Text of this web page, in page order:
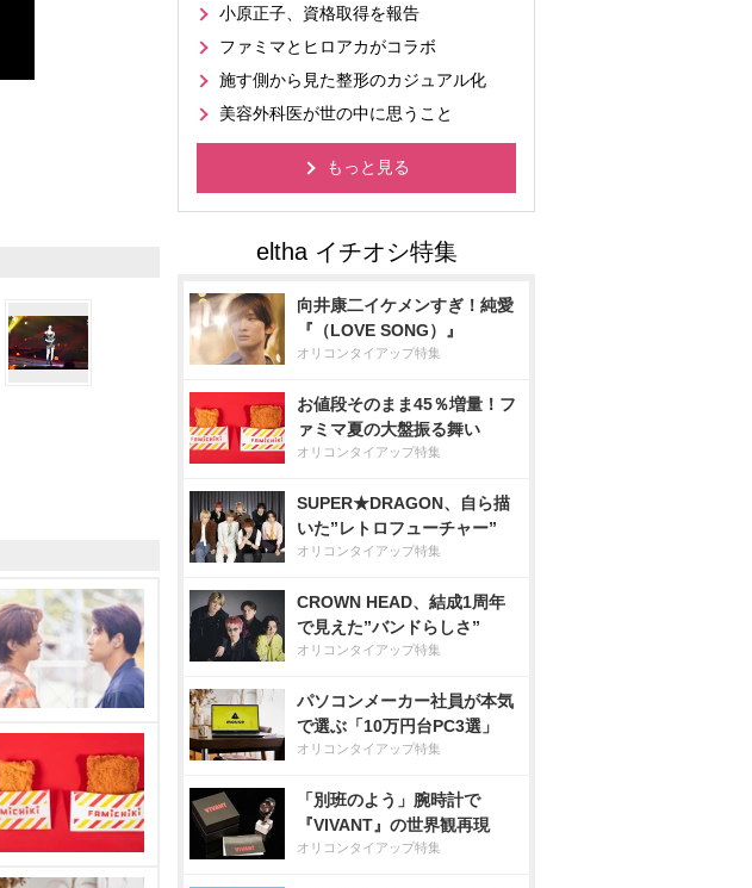
小原正子、資格取得を報告
ファミマとヒロアカがコラボ
施す側から見た整形のカジュアル化
美容外科医が世の中に思うこと
もっと見る
向井康二イケメンすぎ！純愛
『（LOVE SONG）』
オリコンタイアップ特集
お値段そのまま45％増量！フ
ァミマ夏の大盤振る舞い
オリコンタイアップ特集
SUPER★DRAGON、自ら描
いた”レトロフューチャー”
オリコンタイアップ特集
CROWN HEAD、結成1周年
で見えた”バンドらしさ”
オリコンタイアップ特集
パソコンメーカー社員が本気
で選ぶ「10万円台PC3選」
オリコンタイアップ特集
「別班のよう」腕時計で
『VIVANT』の世界観再現
オリコンタイアップ特集